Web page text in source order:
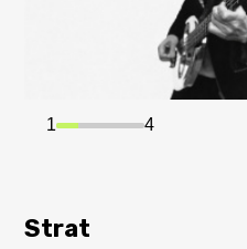
1 4
Strat